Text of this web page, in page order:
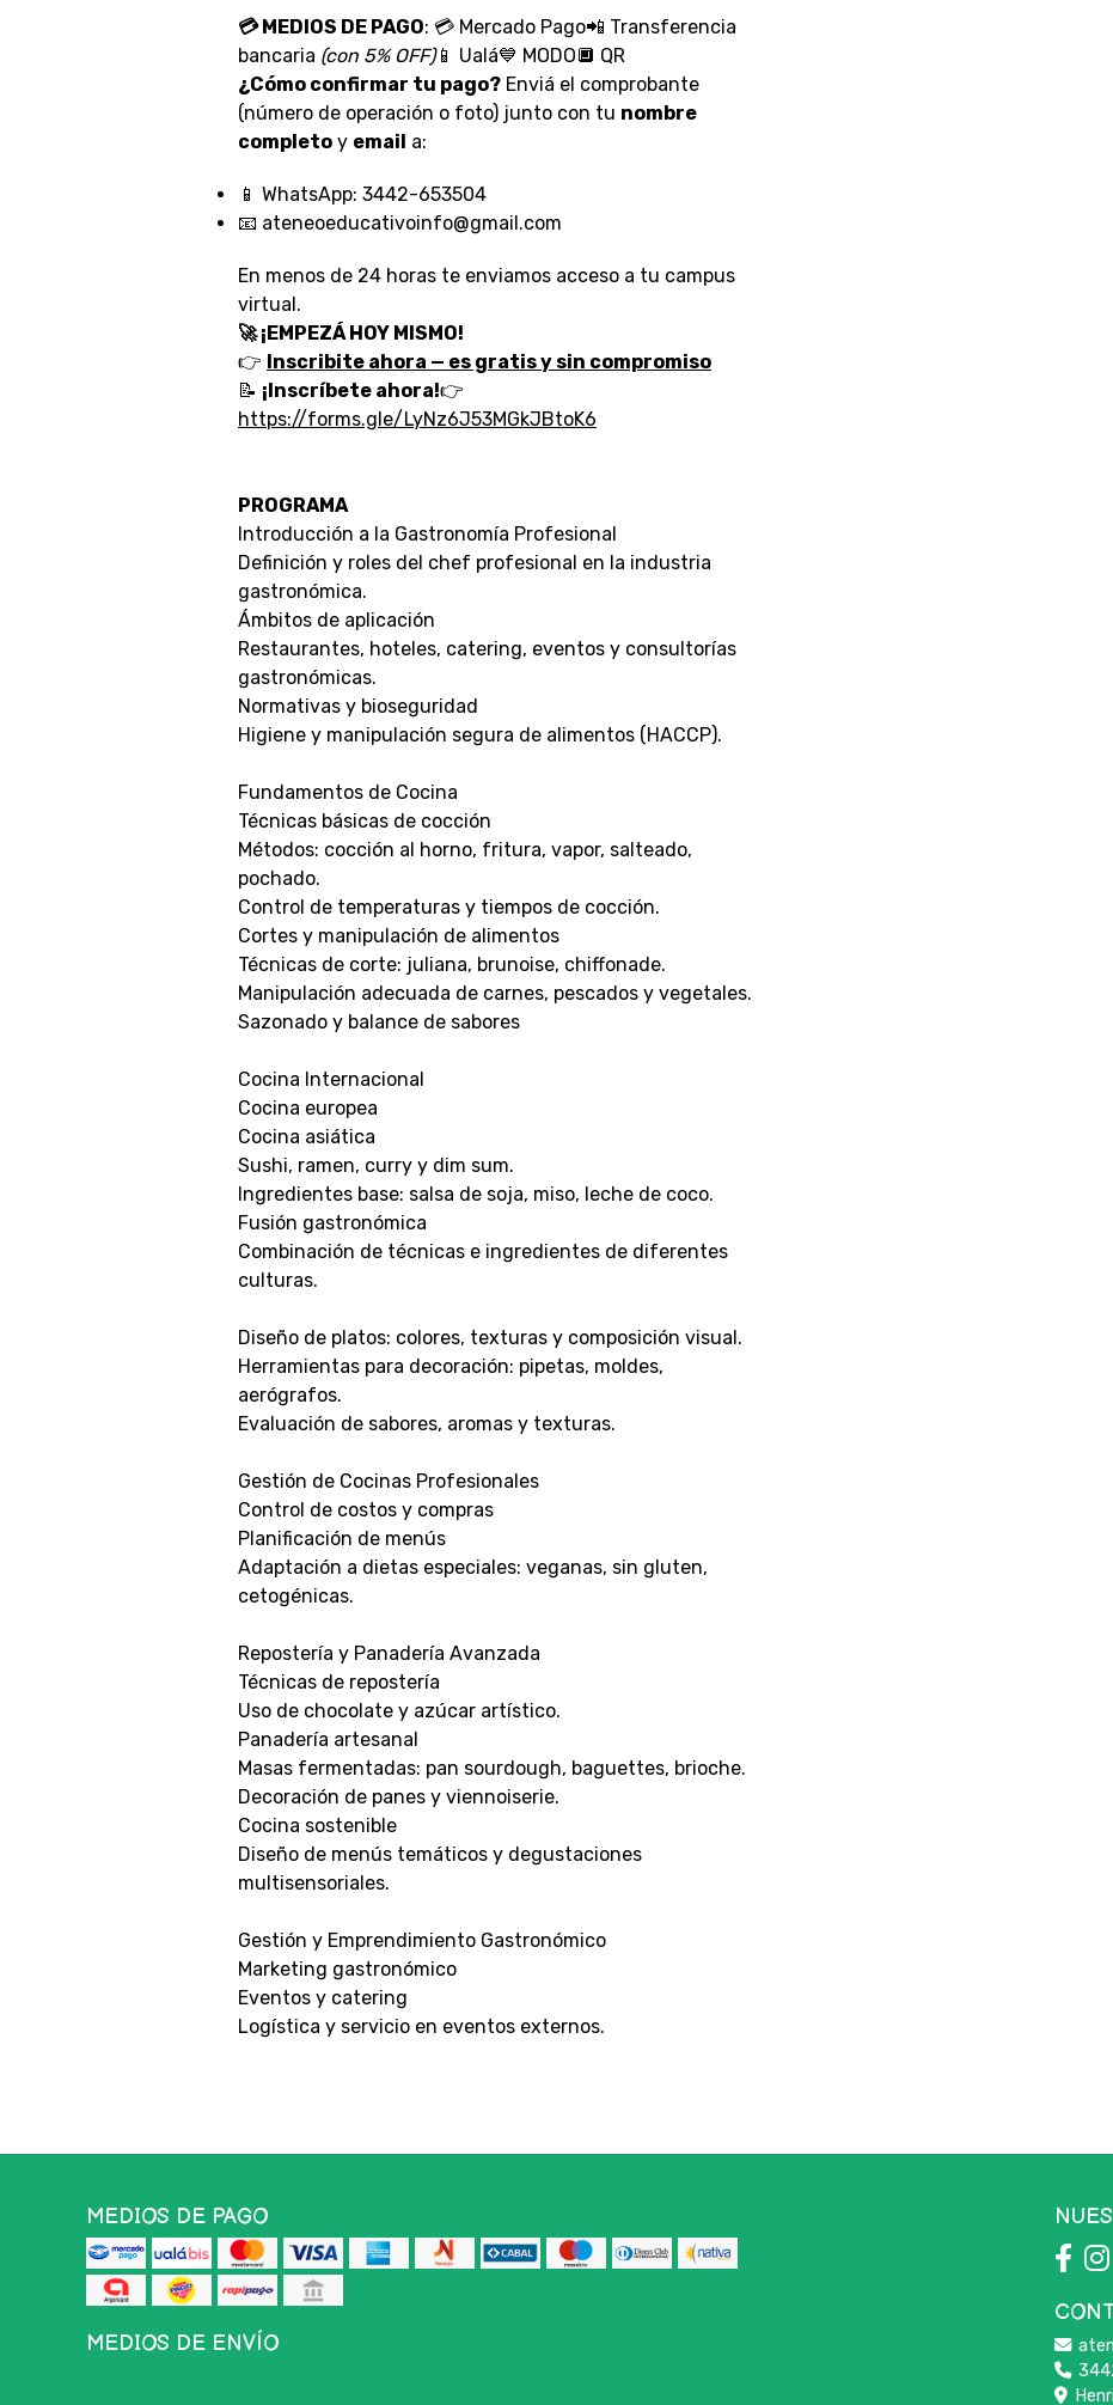
💳 MEDIOS DE PAGO: 💳 Mercado Pago📲 Transferencia
bancaria (con 5% OFF)📱 Ualá💙 MODO🔲 QR
¿Cómo confirmar tu pago? Enviá el comprobante
(número de operación o foto) junto con tu nombre
completo y email a:
📱 WhatsApp: 3442-653504
📧 ateneoeducativoinfo@gmail.com
En menos de 24 horas te enviamos acceso a tu campus
virtual.
🚀 ¡EMPEZÁ HOY MISMO!
👉 Inscribite ahora — es gratis y sin compromiso
📝 ¡Inscríbete ahora!👉
https://forms.gle/LyNz6J53MGkJBtoK6
PROGRAMA
Introducción a la Gastronomía Profesional
Definición y roles del chef profesional en la industria
gastronómica.
Ámbitos de aplicación
Restaurantes, hoteles, catering, eventos y consultorías
gastronómicas.
Normativas y bioseguridad
Higiene y manipulación segura de alimentos (HACCP).
Fundamentos de Cocina
Técnicas básicas de cocción
Métodos: cocción al horno, fritura, vapor, salteado,
pochado.
Control de temperaturas y tiempos de cocción.
Cortes y manipulación de alimentos
Técnicas de corte: juliana, brunoise, chiffonade.
Manipulación adecuada de carnes, pescados y vegetales.
Sazonado y balance de sabores
Cocina Internacional
Cocina europea
Cocina asiática
Sushi, ramen, curry y dim sum.
Ingredientes base: salsa de soja, miso, leche de coco.
Fusión gastronómica
Combinación de técnicas e ingredientes de diferentes
culturas.
Diseño de platos: colores, texturas y composición visual.
Herramientas para decoración: pipetas, moldes,
aerógrafos.
Evaluación de sabores, aromas y texturas.
Gestión de Cocinas Profesionales
Control de costos y compras
Planificación de menús
Adaptación a dietas especiales: veganas, sin gluten,
cetogénicas.
Repostería y Panadería Avanzada
Técnicas de repostería
Uso de chocolate y azúcar artístico.
Panadería artesanal
Masas fermentadas: pan sourdough, baguettes, brioche.
Decoración de panes y viennoiserie.
Cocina sostenible
Diseño de menús temáticos y degustaciones
multisensoriales.
Gestión y Emprendimiento Gastronómico
Marketing gastronómico
Eventos y catering
Logística y servicio en eventos externos.
MEDIOS DE PAGO
MEDIOS DE ENVÍO